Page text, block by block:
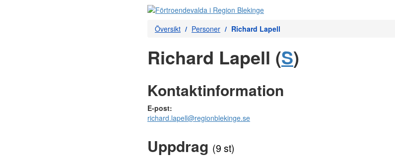
Översikt Personer Richard Lapell
Richard Lapell (S)
Kontaktinformation
E-post:
richard.lapell@regionblekinge.se
Uppdrag (9 st)